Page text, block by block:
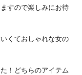
すので楽しみにお待
くておしゃれな女の
！どちらのアイテム